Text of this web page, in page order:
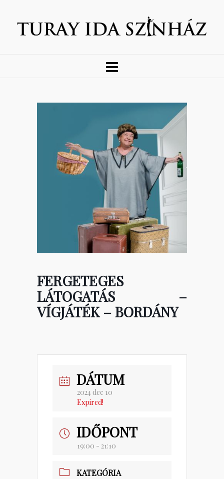
FERGETEGES
LÁTOGATÁS –
VÍGJÁTÉK – BORDÁNY
DÁTUM
2024 dec 10
Expired!
IDŐPONT
19:00 - 21:10
KATEGÓRIA